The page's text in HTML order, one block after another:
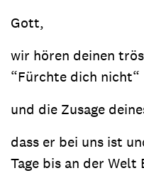
Gott,
wir hören deinen
“Fürchte dich nicht“
und die Zusage
dass er bei uns ist
Tage bis an der Welt